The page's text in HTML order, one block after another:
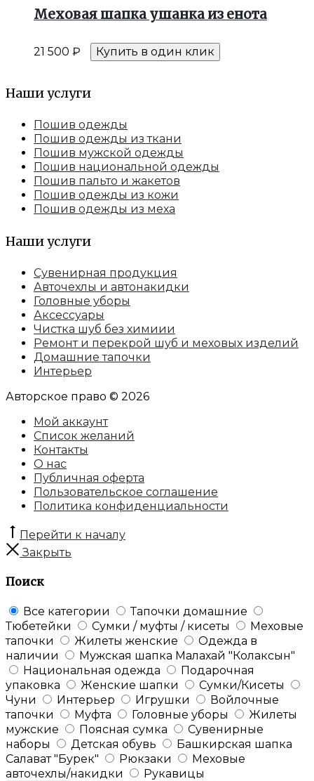
Меховая шапка ушанка из енота
21 500 ₽ Купить в один клик
Наши услуги
Пошив одежды
Пошив одежды из ткани
Пошив мужской одежды
Пошив национальной одежды
Пошив пальто и жакетов
Пошив одежды из кожи
Пошив одежды из меха
Наши услуги
Сувенирная продукция
Авточехлы и автонакидки
Головные уборы
Аксессуары
Чистка шуб без химиии
Ремонт и перекрой шуб и меховых изделий
Домашние тапочки
Интерьер
Авторское право © 2026
Мой аккаунт
Список желаний
Контакты
О нас
Публичная оферта
Пользовательское соглашение
Политика конфиденциальности
Перейти к началу
Закрыть
Поиск
Все категории
Тапочки домашние
Тюбетейки
Сумки / муфты / кисеты
Меховые
тапочки
Жилеты женские
Одежда в
наличии
Мужская шапка Малахай "Колаксын"
Национальная одежда
Подарочная
упаковка
Женские шапки
Сумки/Кисеты
Чуни
Интерьер Игрушки
Войлочные
тапочки
Муфта Головные уборы
Жилеты
мужские
Поясная сумка
Сувенирные
наборы
Детская обувь
Башкирская шапка
Салават "Бурек"
Рюкзаки
Меховые
авточехлы/накидки
Рукавицы